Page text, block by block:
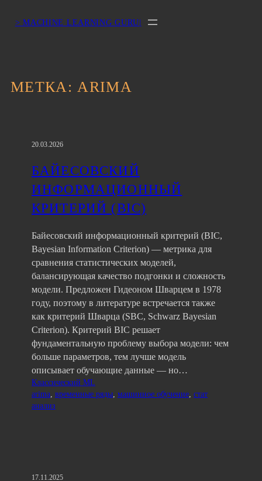
> MACHINE LEARNING GURU|
МЕТКА:ARIMA
20.03.2026
БАЙЕСОВСКИЙ
ИНФОРМАЦИОННЫЙ
КРИТЕРИЙ (BIC)
Байесовский информационный критерий (BIC,
Bayesian Information Criterion) — метрика для
сравнения статистических моделей,
балансирующая качество подгонки и сложность
модели. Предложен Гидеоном Шварцем в 1978
году, поэтому в литературе встречается также
как критерий Шварца (SBC, Schwarz Bayesian
Criterion). Критерий BIC решает
фундаментальную проблему выбора модели: чем
больше параметров, тем лучше модель
описывает обучающие данные — но…
Классический ML
arima временные ряды машинное обучение стат
анализ
17.11.2025